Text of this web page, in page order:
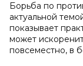
Борьба по
актуальной
показывает
может
повсеместно, в